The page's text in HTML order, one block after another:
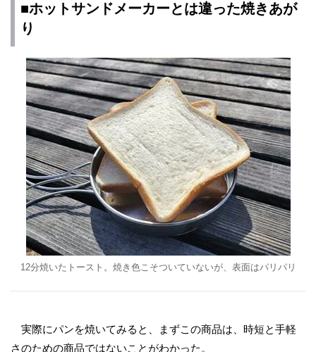
■ホットサンドメーカーとは違った焼きあが
り
12分焼いたトースト。焼き色こそついていないが、表面はパリパリ
実際にパンを焼いてみると、まずこの商品は、時短と手軽
さのための商品ではないことがわかった。